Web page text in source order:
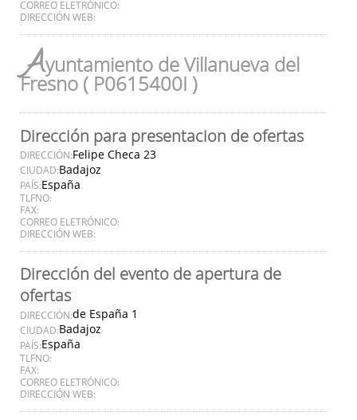
CORREO ELETRÓNICO:
DIRECCIÓN WEB:
Ayuntamiento de Villanueva del
Fresno ( P0615400I )
Dirección para presentacion de ofertas
DIRECCIÓN:Felipe Checa 23
CIUDAD:Badajoz
PAÍS:España
TLFNO:
FAX:
CORREO ELETRÓNICO:
DIRECCIÓN WEB:
Dirección del evento de apertura de
ofertas
DIRECCIÓN:de España 1
CIUDAD:Badajoz
PAÍS:España
TLFNO:
FAX:
CORREO ELETRÓNICO:
DIRECCIÓN WEB: